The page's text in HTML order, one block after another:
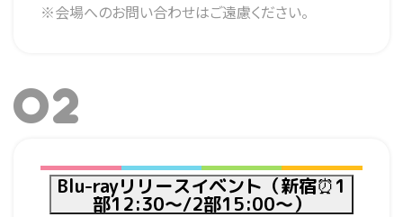
※会場へのお問い合わせはご遠慮ください。
02
Blu-rayリリースイベント（新宿⏰1
部12:30～/2部15:00～）